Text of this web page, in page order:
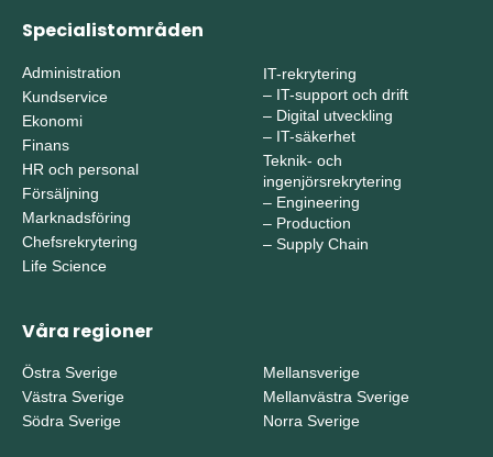
Specialistområden
Administration
Kundservice
Ekonomi
Finans
HR och personal
Försäljning
Marknadsföring
Chefsrekrytering
Life Science
IT-rekrytering
– IT-support och drift
– Digital utveckling
– IT-säkerhet
Teknik- och
ingenjörsrekrytering
– Engineering
– Production
– Supply Chain
Våra regioner
Östra Sverige
Västra Sverige
Södra Sverige
Mellansverige
Mellanvästra Sverige
Norra Sverige